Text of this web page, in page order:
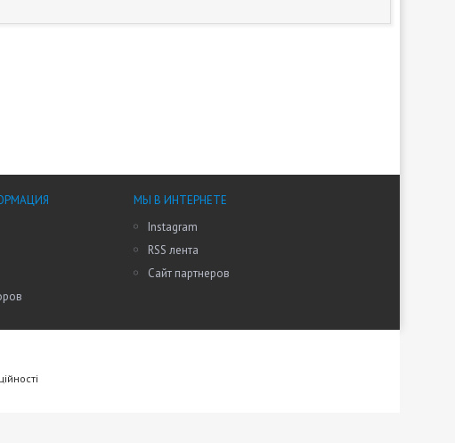
МЫ В ИНТЕРНЕТЕ
Instagram
RSS лента
Сайт партнеров